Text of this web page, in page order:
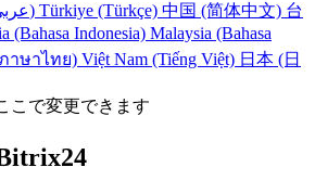
UAE (عربي) Türkiye (Türkçe) 中国 (简体中文) 台
(Bahasa Indonesia) Malaysia (Bahasa
าษาไทย) Việt Nam (Tiếng Việt) 日本 (日
こで変更できます